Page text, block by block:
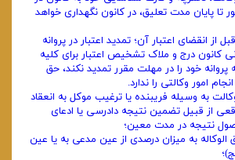
تا پایان مدت تعلیق، در کانون نگهداری خواهد
از انقضای اعتبار آن؛ تمدید اعتبار در پروانه
کانون درج و ملاک تشخیص اعتبار برای کلیه
خود را در مهلت مقرر تمدید نکند، حق
امور وکالتی را ندارد.
به ‌وسیله فریبنده یا ترغیب موکل به انعقاد
از قبیل تضمین نتیجه دادرسی یا ادعای
نتیجه در مدت معین؛
الوکاله به میزان درصدی از عین مدعی به یا عین